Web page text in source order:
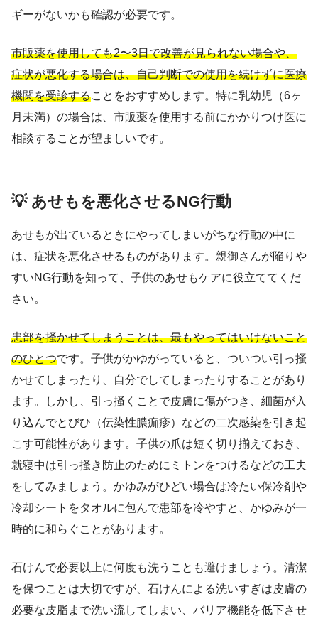
ギーがないかも確認が必要です。
市販薬を使用しても2〜3日で改善が見られない場合や、
症状が悪化する場合は、自己判断での使用を続けずに医療
機関を受診することをおすすめします。特に乳幼児（6ヶ
月未満）の場合は、市販薬を使用する前にかかりつけ医に
相談することが望ましいです。
💡 あせもを悪化させるNG行動
あせもが出ているときにやってしまいがちな行動の中に
は、症状を悪化させるものがあります。親御さんが陥りや
すいNG行動を知って、子供のあせもケアに役立ててくだ
さい。
患部を掻かせてしまうことは、最もやってはいけないこと
のひとつです。子供がかゆがっていると、ついつい引っ掻
かせてしまったり、自分でしてしまったりすることがあり
ます。しかし、引っ掻くことで皮膚に傷がつき、細菌が入
り込んでとびひ（伝染性膿痂疹）などの二次感染を引き起
こす可能性があります。子供の爪は短く切り揃えておき、
就寝中は引っ掻き防止のためにミトンをつけるなどの工夫
をしてみましょう。かゆみがひどい場合は冷たい保冷剤や
冷却シートをタオルに包んで患部を冷やすと、かゆみが一
時的に和らぐことがあります。
石けんで必要以上に何度も洗うことも避けましょう。清潔
を保つことは大切ですが、石けんによる洗いすぎは皮膚の
必要な皮脂まで洗い流してしまい、バリア機能を低下させ